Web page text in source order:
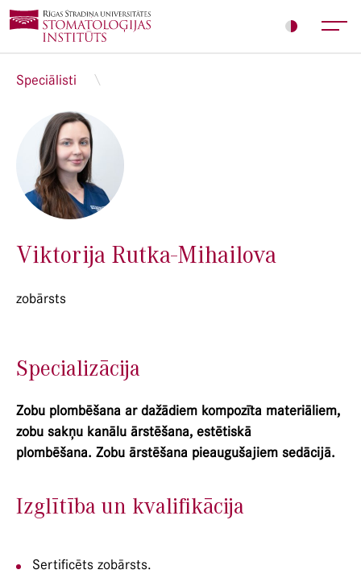
Speciālisti
Viktorija Rutka-Mihailova
zobārsts
Specializācija
Zobu plombēšana ar dažādiem kompozīta materiāliem,
zobu sakņu kanālu ārstēšana, estētiskā
plombēšana. Zobu ārstēšana pieaugušajiem sedācijā.
Izglītība un kvalifikācija
Sertificēts zobārsts.